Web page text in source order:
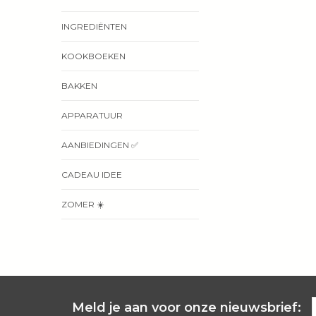
INGREDIËNTEN
KOOKBOEKEN
BAKKEN
APPARATUUR
AANBIEDINGEN ✅
CADEAU IDEE
ZOMER ☀️
Meld je aan voor onze nieuwsbrief: